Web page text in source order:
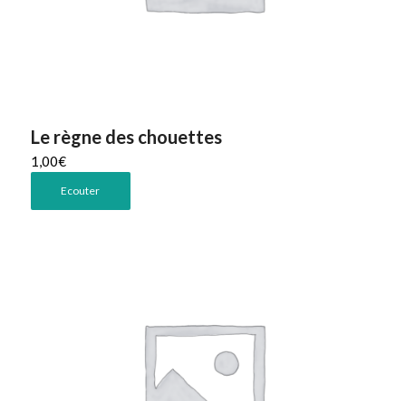
Le règne des chouettes
1,00€
Ecouter